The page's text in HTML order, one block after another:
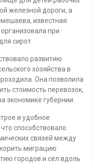
железной дороги, а
известная
при
сирот.
развитию
хозяйства в
Она позволила
стоимость перевозок,
экономике губернии.
и удобное
способствовало
связей между
миграцию
городов и сёл вдоль